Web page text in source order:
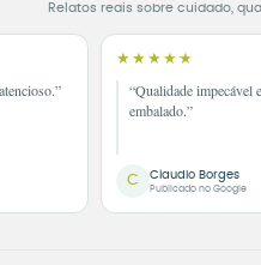
Relatos reais sobre cuidado,
★★★★★
“Qualidade impecável
embalado.”
C Claudio Borges
Publicado no Google